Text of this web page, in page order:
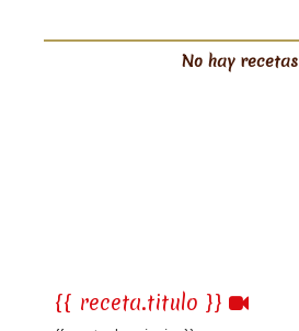
No hay recetas
{{ receta.titulo }}